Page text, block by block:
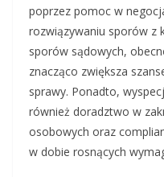
poprzez pomoc w
rozwiązywaniu sporów z
sporów sądowych,
znacząco zwiększa
sprawy. Ponadto,
również doradztwo w
osobowych oraz
w dobie rosnących